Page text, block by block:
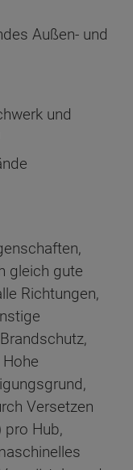
Außen- und
und
gleich gute
Richtungen,
Versetzen
pro Hub,